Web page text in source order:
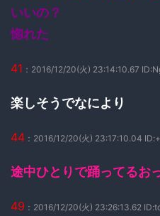
いいの？
惚れた
41 ：2016/12/20(火) 23:14:10.67
楽しそうでなにより
44 ：2016/12/20(火) 23:17:10.04
途中ひとりで踊ってるお
49 ：2016/12/20(火) 23:26:13.62